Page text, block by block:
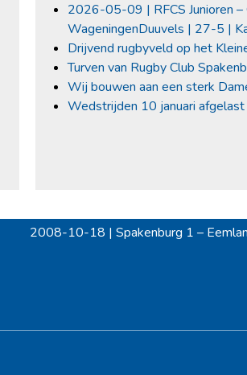
2026-05-09 | RFCS Junioren –
WageningenDuuvels | 27-5 |
Drijvend rugbyveld op het
Turven van Rugby Club
Wij bouwen aan een sterk
Wedstrijden 10 januari afgelast
next
2008-10-18 | Spakenburg 1 –